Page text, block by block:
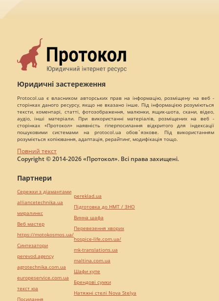
Юридичні застереження
Protocol.ua є власником авторських прав на інформацію, розміщену на веб -
сторінках даного ресурсу, якщо не вказано інше. Під інформацією розуміються
тексти, коментарі, статті, фотозображення, малюнки, ящик-шота, скани, відео,
аудіо, інші матеріали. При використанні матеріалів, розміщених на веб -
сторінках «Протокол» наявність гіперпосилання відкритого для індексації
пошуковими системами на protocol.ua обов`язкове. Під використанням
розуміється копіювання, адаптація, рерайтинг, модифікація тощо.
Повний текст
Copyright © 2014-2026 «Протокол». Всі права захищені.
Партнери
Сережки з діамантами
alliancetechnika.ua
миралинкс
Веб мастер
https://motokosmos.ua/
Синтезатори
perevod.agency
agrotechnika.com.ua
europeservice.com.ua
текст юа
Посилання
pereklad.ua
Підготовка до НМТ / ЗНО
Винна шафа
Перевезення хворих
hospice-life.com.ua/
mk-translations.ua
maltina.com.ua
Шафи купе
Брендові сумки
Натяжні стелі Nova Stelya